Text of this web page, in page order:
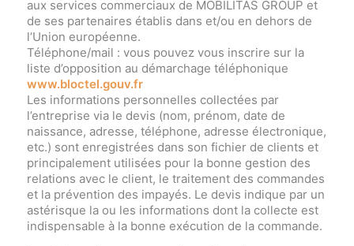
aux services commerciaux de MOBILITAS GROUP et
de ses partenaires établis dans et/ou en dehors de
l’Union européenne.
Téléphone/mail : vous pouvez vous inscrire sur la
liste d’opposition au démarchage téléphonique
www.bloctel.gouv.fr
Les informations personnelles collectées par
l’entreprise via le devis (nom, prénom, date de
naissance, adresse, téléphone, adresse électronique,
etc.) sont enregistrées dans son fichier de clients et
principalement utilisées pour la bonne gestion des
relations avec le client, le traitement des commandes
et la prévention des impayés. Le devis indique par un
astérisque la ou les informations dont la collecte est
indispensable à la bonne exécution de la commande.